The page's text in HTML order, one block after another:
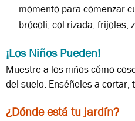
momento para comenzar
brócoli, col rizada, frijoles,
¡Los Niños Pueden!
Muestre a los niños cómo
del suelo. Enséñeles a cortar,
¿Dónde está tu jardín?